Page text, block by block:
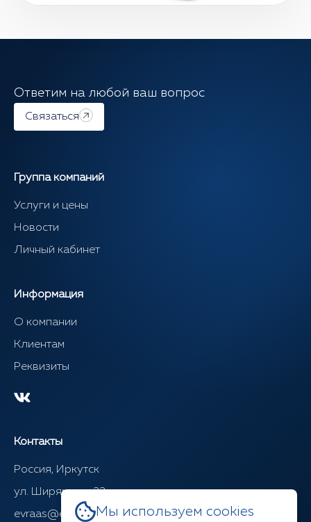
Ответим на любой ваш вопрос
Связаться
Группа компаний
Услуги и цены
Новости
Личный кабинет
Информация
О компании
Клиентам
Реквизиты
Контакты
Россия, Иркутск
ул. Ширямова, 22
evraas@evraasgr.ruМы используем cookies